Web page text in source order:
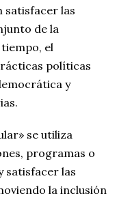
satisfacer las
de la
el
políticas
y
se utiliza
programas o
satisfacer las
la inclusión